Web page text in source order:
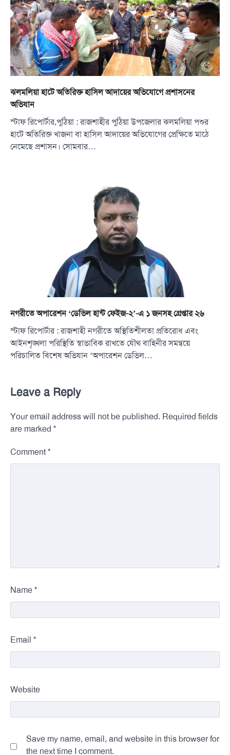
ঝলমলিয়া হাটে অতিরিক্ত হাসিল আদায়ের অভিযোগে প্রশাসনের
অভিযান
স্টাফ রিপোর্টার,পুঠিয়া : রাজশাহীর পুঠিয়া উপজেলার ঝলমলিয়া পশুর
হাটে অতিরিক্ত খাজনা বা হাসিল আদায়ের অভিযোগের প্রেক্ষিতে মাঠে
নেমেছে প্রশাসন। সোমবার…
নগরীতে অপারেশন ‘ডেভিল হান্ট ফেইজ-২’-এ ১ জনসহ গ্রেপ্তার ২৬
স্টাফ রিপোর্টার : রাজশাহী নগরীতে অস্থিতিশীলতা প্রতিরোধ এবং
আইনশৃঙ্খলা পরিস্থিতি স্বাভাবিক রাখতে যৌথ বাহিনীর সমন্বয়ে
পরিচালিত বিশেষ অভিযান ‘অপারেশন ডেভিল…
Leave a Reply
Your email address will not be published. Required fields
are marked *
Comment *
Name *
Email *
Website
Save my name, email, and website in this browser for
the next time I comment.